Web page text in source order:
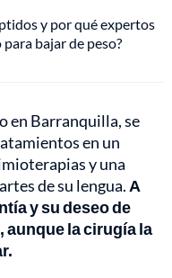
y por qué expertos
bajar de peso?
en Barranquilla, se
en un
y una
de su lengua. A
y su deseo de
aunque la cirugía la